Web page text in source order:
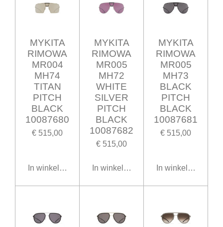
MYKITA
RIMOWA
MR004
MH74
TITAN
PITCH
BLACK
10087680
€ 515,00
In winkelwagen
MYKITA
RIMOWA
MR005
MH72
WHITE
SILVER
PITCH
BLACK
10087682
€ 515,00
In winkelwagen
MYKITA
RIMOWA
MR005
MH73
BLACK
PITCH
BLACK
10087681
€ 515,00
In winkelwagen